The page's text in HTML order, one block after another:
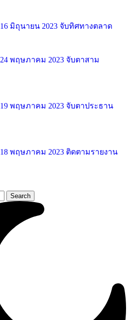
มิถุนายน 2023 จับทิศทางตลาด
พฤษภาคม 2023 จับตาสาม
พฤษภาคม 2023 จับตาประธาน
พฤษภาคม 2023 ติดตามรายงาน